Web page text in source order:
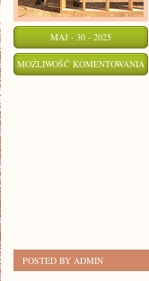
MAJ - 30 - 2025
MOŻLIWOŚĆ KOMENTOWANIA
POSTED BY ADMIN